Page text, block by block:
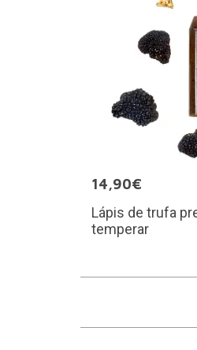
14,90€
Lápis de trufa
temperar